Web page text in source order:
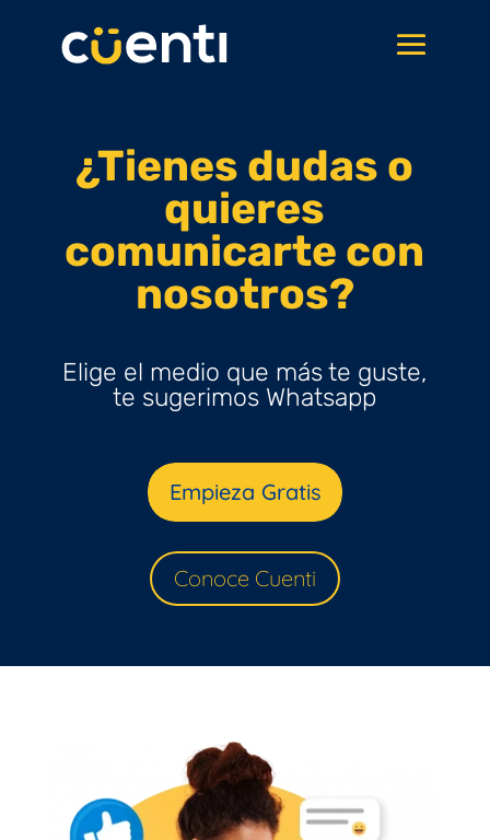
¿Tienes dudas o
quieres
comunicarte con
nosotros?
Elige el medio que más te guste,
te sugerimos Whatsapp
Empieza Gratis
Conoce Cuenti